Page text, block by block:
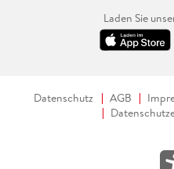
Laden Sie
Datenschutz AGB